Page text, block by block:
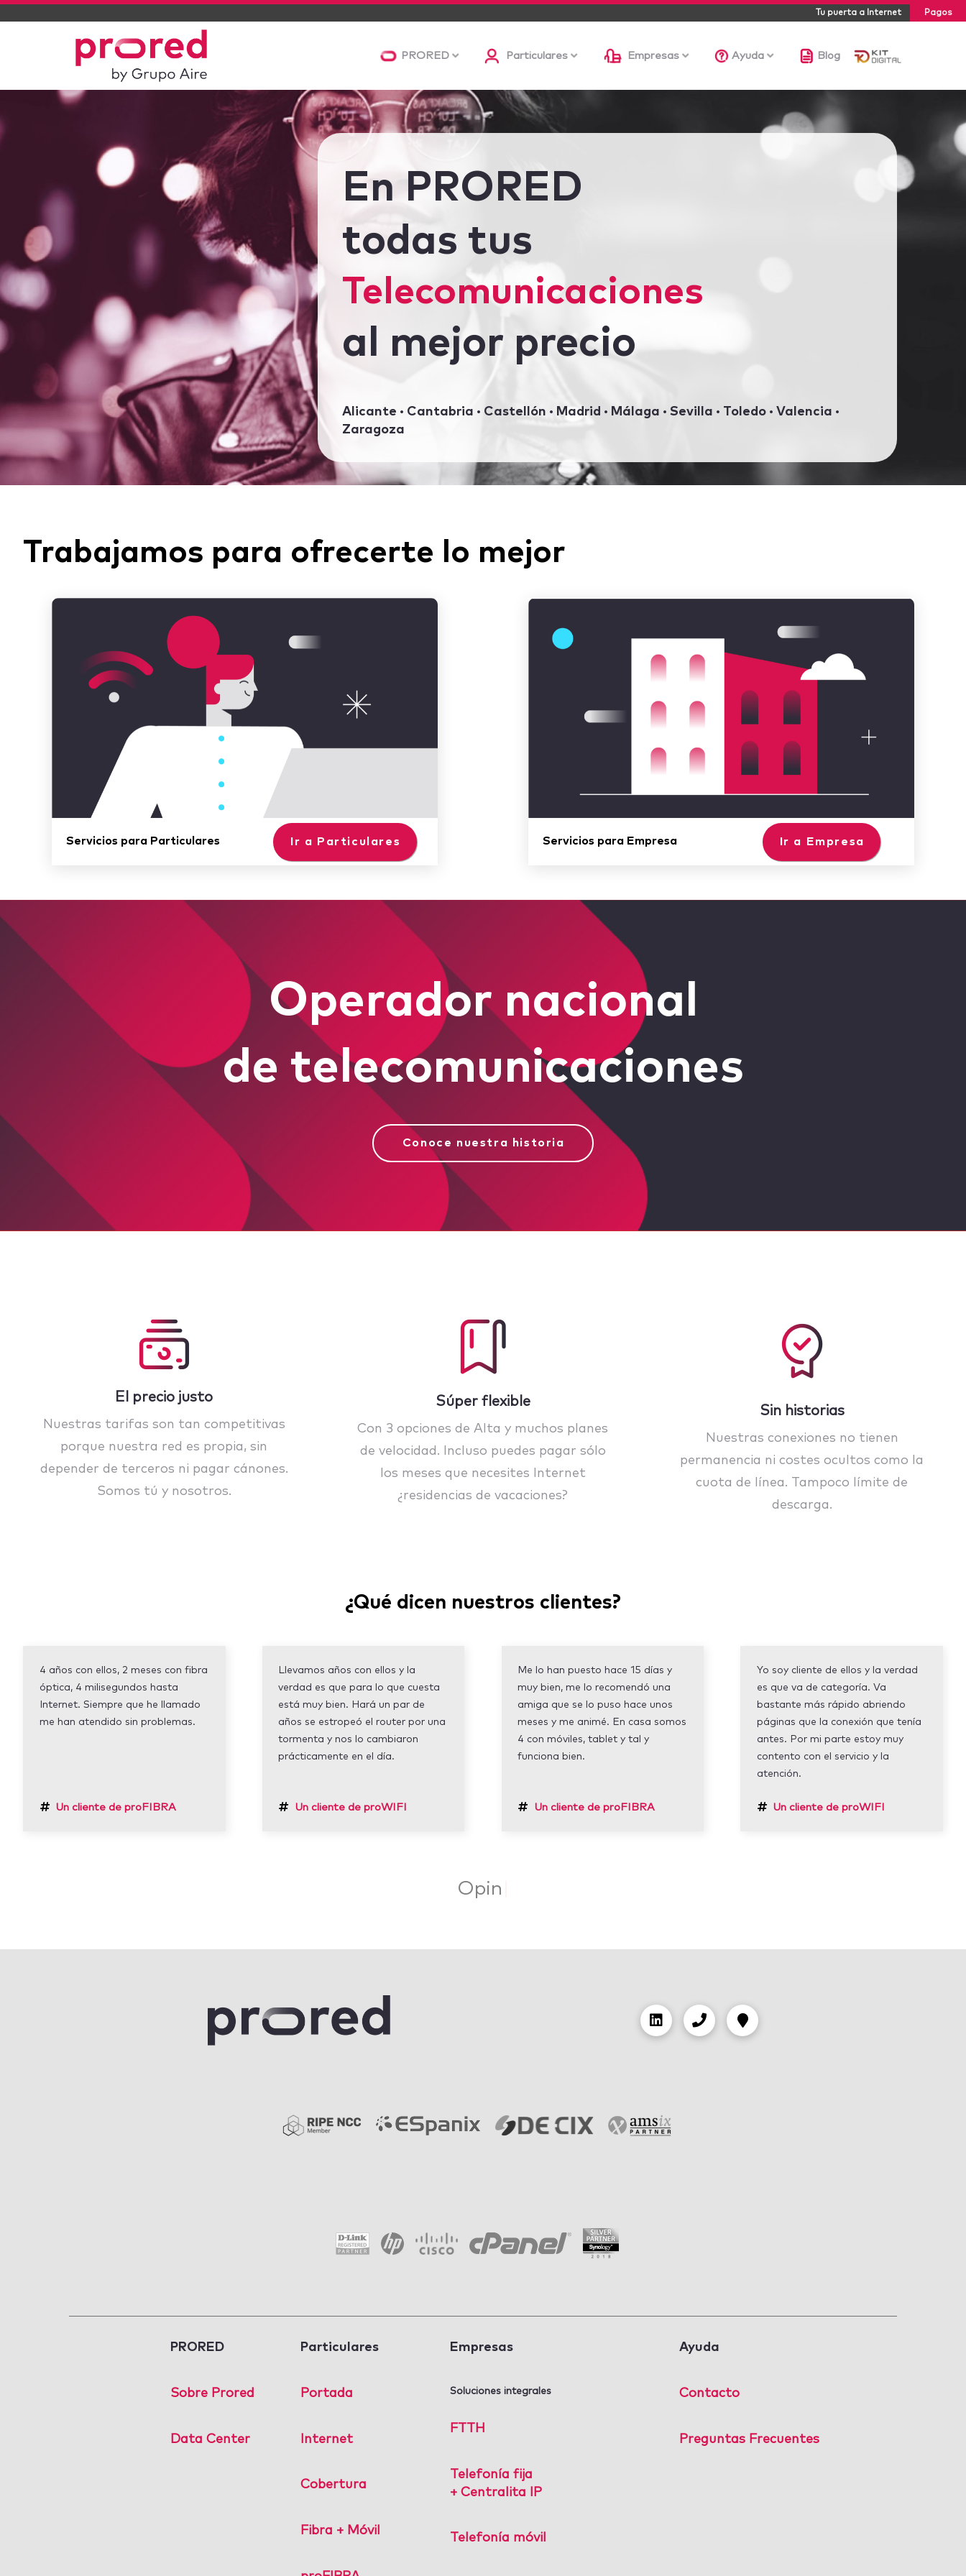
Tu puerta a Internet Pagos
PRORED Particulares Empresas Ayuda Blog
En PRORED
todas tus
Telecomunicaciones
al mejor precio
Alicante · Cantabria · Castellón · Madrid · Málaga · Sevilla · Toledo · Valencia ·
Zaragoza
Trabajamos para ofrecerte lo mejor
Servicios para Particulares Ir a Particulares Servicios para Empresa Ir a Empresa
Operador nacional
de telecomunicaciones
Conoce nuestra historia
El precio justo
Nuestras tarifas son tan competitivas
porque nuestra red es propia, sin
depender de terceros ni pagar cánones.
Somos tú y nosotros.
Súper flexible
Con 3 opciones de Alta y muchos planes
de velocidad. Incluso puedes pagar sólo
los meses que necesites Internet
¿residencias de vacaciones?
Sin historias
Nuestras conexiones no tienen
permanencia ni costes ocultos como la
cuota de línea. Tampoco límite de
descarga.
¿Qué dicen nuestros clientes?
4 años con ellos, 2 meses con fibra
óptica, 4 milisegundos hasta
Internet. Siempre que he llamado
me han atendido sin problemas.
Un cliente de proFIBRA
Llevamos años con ellos y la
verdad es que para lo que cuesta
está muy bien. Hará un par de
años se estropeó el router por una
tormenta y nos lo cambiaron
prácticamente en el día.
Un cliente de proWIFI
Me lo han puesto hace 15 días y
muy bien, me lo recomendó una
amiga que se lo puso hace unos
meses y me animé. En casa somos
4 con móviles, tablet y tal y
funciona bien.
Un cliente de proFIBRA
Yo soy cliente de ellos y la verdad
es que va de categoría. Va
bastante más rápido abriendo
páginas que la conexión que tenía
antes. Por mi parte estoy muy
contento con el servicio y la
atención.
Un cliente de proWIFI
Opiniones 100%
PRORED
Sobre Prored
Data Center
Particulares
Portada
Internet
Cobertura
Fibra + Móvil
Empresas
Soluciones integrales
FTTH
Telefonía fija
+ Centralita IP
Telefonía móvil
Ayuda
Contacto
Preguntas Frecuentes